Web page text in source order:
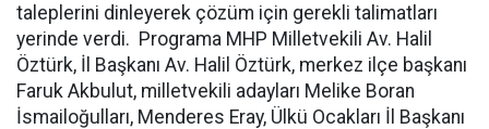
taleplerini dinleyerek çözüm için gerekli talimatları
yerinde verdi. Programa MHP Milletvekili Av. Halil
Öztürk, İl Başkanı Av. Halil Öztürk, merkez ilçe başkanı
Faruk Akbulut, milletvekili adayları Melike Boran
İsmailoğulları, Menderes Eray, Ülkü Ocakları İl Başkanı